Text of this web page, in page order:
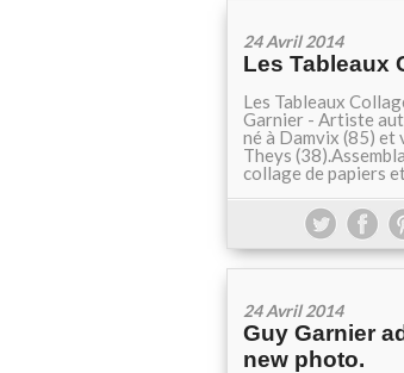
24 Avril 2014
Les Tableaux
Les Tableaux
Garnier - Artiste
né à Damvix (85) et
Theys
collage de papiers
24 Avril 2014
Guy Garnier
new photo.